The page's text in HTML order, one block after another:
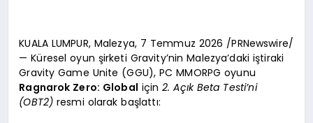
KUALA LUMPUR, Malezya, 7 Temmuz 2026 /PRNewswire/
— Küresel oyun şirketi Gravity’nin Malezya’daki iştiraki
Gravity Game Unite (GGU), PC MMORPG oyunu
Ragnarok Zero: Global için2. Açık Beta Testi’ni
(OBT2)resmi olarak başlattı: